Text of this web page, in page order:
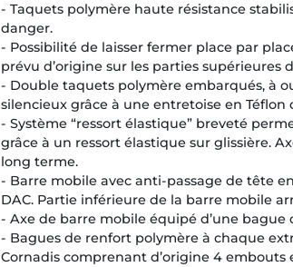
- Taquets polymère haute résistance
danger.
- Possibilité de laisser fermer place par
prévu d’origine sur les parties supérieures
- Double taquets polymère embarqués, à
silencieux grâce à une entretoise en Téflon
- Système “ressort élastique” breveté
grâce à un ressort élastique sur glissière.
long terme.
- Barre mobile avec anti-passage de tête
DAC. Partie inférieure de la barre mobile
- Axe de barre mobile équipé d’une
- Bagues de renfort polymère à chaque
Cornadis comprenant d’origine 4